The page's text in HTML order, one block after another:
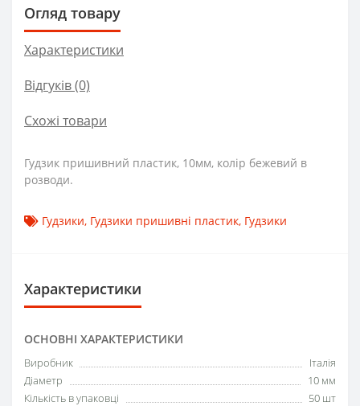
Огляд товару
Характеристики
Відгуків (0)
Схожі товари
Гудзик пришивний пластик, 10мм, колір бежевий в
розводи.
Гудзики, Гудзики пришивні пластик, Гудзики
Характеристики
ОСНОВНІ ХАРАКТЕРИСТИКИ
Виробник
Італія
Діаметр
10 мм
Кількість в упаковці
50 шт